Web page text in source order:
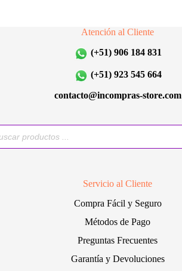
Atención al Cliente
(+51) 906 184 831
(+51) 923 545 664
contacto@incompras-store.com
Servicio al Cliente
Compra Fácil y Seguro
Métodos de Pago
Preguntas Frecuentes
Garantía y Devoluciones